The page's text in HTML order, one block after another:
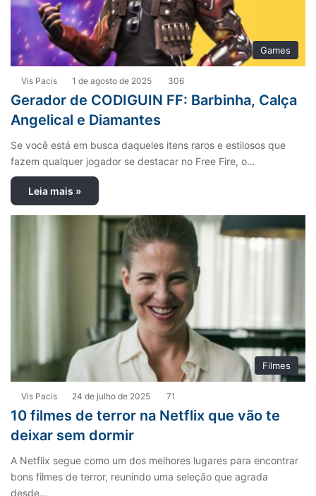
Games
Vis Pacis 1 de agosto de 2025 306
Gerador de CODIGUIN FF: Barbinha, Calça
Angelical e Diamantes
Se você está em busca daqueles itens raros e estilosos que
fazem qualquer jogador se destacar no Free Fire, o…
Leia mais »
Filmes
Vis Pacis 24 de julho de 2025 71
10 filmes de terror na Netflix que vão te
deixar sem dormir
A Netflix segue como um dos melhores lugares para encontrar
bons filmes de terror, reunindo uma seleção que agrada
desde…